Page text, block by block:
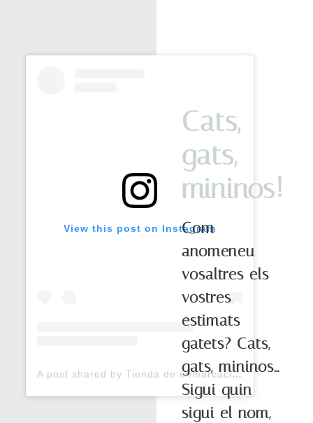
View this post on Instagram
A post shared by Tienda de enmarcación en BCN (@totart.marcosparacuadros)
Cats,
gats,
mininos!
Com
anomeneu
vosaltres els
vostres
estimats
gatets? Cats,
gats, mininos…
Sigui quin
sigui el nom,